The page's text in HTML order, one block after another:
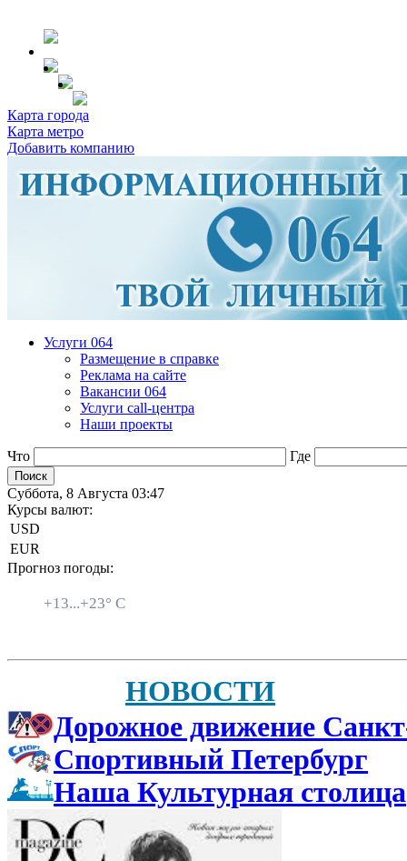
Карта города
Карта метро
Добавить компанию
Услуги 064
Размещение в справке
Реклама на сайте
Вакансии 064
Услуги call-центра
Наши проекты
Что Где
Суббота, 8 Августа 03:47
Курсы валют:
USD
EUR
Прогноз погоды:
+13...+23° C
НОВОСТИ
Дорожное движение
Спортивный Петербург
Наша Культурная столица